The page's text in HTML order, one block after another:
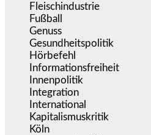
Fleischindustrie
Fußball
Genuss
Gesundheitspolitik
Hörbefehl
Informationsfreiheit
Innenpolitik
Integration
International
Kapitalismuskritik
Köln